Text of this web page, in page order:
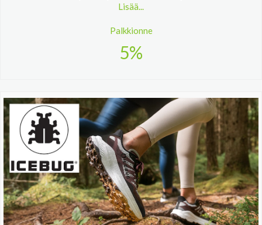
Lisää...
Palkkionne
5%